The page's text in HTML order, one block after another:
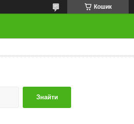
Кошик
Знайти